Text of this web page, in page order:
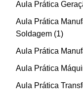
Aula Prática
Aula Prática
Soldagem 1
Aula Prática
Aula Prática
Aula Prática